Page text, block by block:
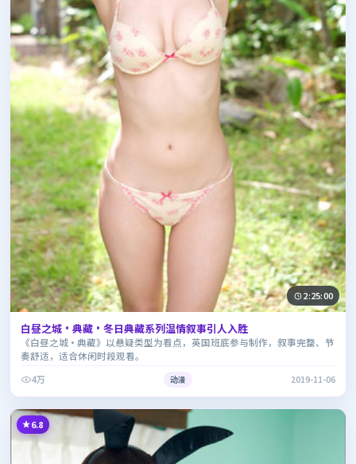
2:25:00
白昼之城·典藏·冬日典藏系列温情叙事引人入胜
《白昼之城·典藏》以悬疑类型为看点，英国班底参与制作，叙事完整、节
奏舒适，适合休闲时段观看。
4万
动漫 2019-11-06
6.8